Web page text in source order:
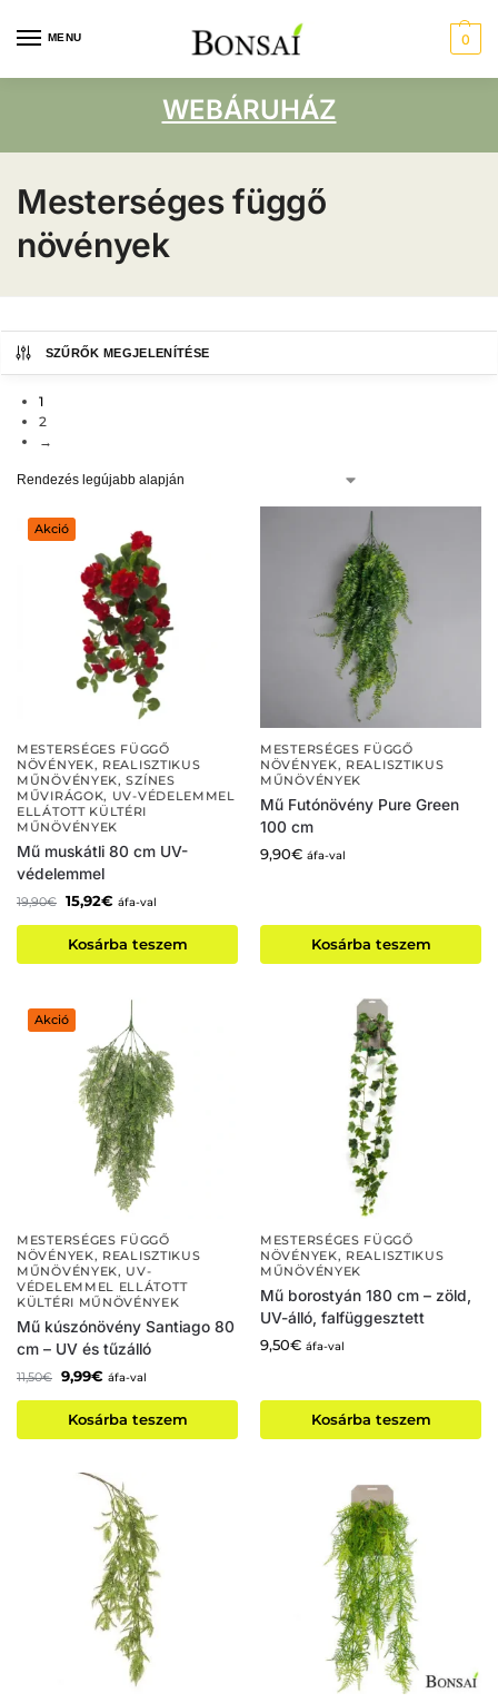
MENU 0
WEBÁRUHÁZ
Mesterséges függő
növények
SZŰRŐK MEGJELENÍTÉSE
1
2
→
Akció
MESTERSÉGES FÜGGŐ
NÖVÉNYEK, REALISZTIKUS
MŰNÖVÉNYEK,SZÍNES
MŰVIRÁGOK, UV-VÉDELEMMEL
ELLÁTOTT KÜLTÉRI
MŰNÖVÉNYEK
Mű muskátli 80 cm UV-
védelemmel
19,90€ 15,92€ áfa-val
Kosárba teszem
MESTERSÉGES FÜGGŐ
NÖVÉNYEK, REALISZTIKUS
MŰNÖVÉNYEK
Mű Futónövény Pure Green
100 cm
9,90€ áfa-val
Kosárba teszem
Akció
MESTERSÉGES FÜGGŐ
NÖVÉNYEK, REALISZTIKUS
MŰNÖVÉNYEK, UV-
VÉDELEMMEL ELLÁTOTT
KÜLTÉRI MŰNÖVÉNYEK
Mű kúszónövény Santiago 80
cm – UV és tűzálló
11,50€ 9,99€ áfa-val
Kosárba teszem
MESTERSÉGES FÜGGŐ
NÖVÉNYEK, REALISZTIKUS
MŰNÖVÉNYEK
Mű borostyán 180 cm – zöld,
UV-álló, falfüggesztett
9,50€ áfa-val
Kosárba teszem